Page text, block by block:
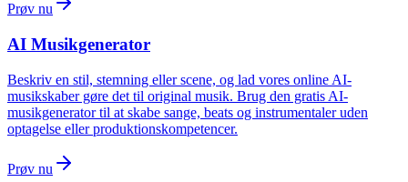
Prøv nu
AI Musikgenerator
Beskriv en stil, stemning eller scene, og lad vores online AI-
musikskaber gøre det til original musik. Brug den gratis AI-
musikgenerator til at skabe sange, beats og instrumentaler uden
optagelse eller produktionskompetencer.
Prøv nu